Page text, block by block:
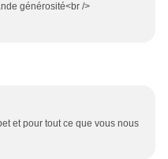
générosité<br />
et pour tout ce que vous nous